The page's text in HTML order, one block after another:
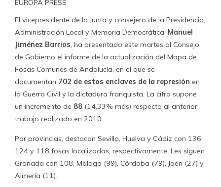
EUROPA PRESS
El vicepresidente de la Junta y consejero de la Presidencia,
Administración Local y Memoria Democrática, Manuel
Jiménez Barrios, ha presentado este martes al Consejo
de Gobierno el informe de la actualización del Mapa de
Fosas Comunes de Andalucía, en el que se
documentan 702 de estos enclaves de la represión en
la Guerra Civil y la dictadura franquista. La cifra supone
un incremento de 88 (14,33% más) respecto al anterior
trabajo realizado en 2010.
Por provincias, destacan Sevilla, Huelva y Cádiz con 136,
124 y 118 fosas localizadas, respectivamente. Les siguen
Granada con 108, Málaga (99), Córdoba (79), Jaén (27) y
Almería (11).